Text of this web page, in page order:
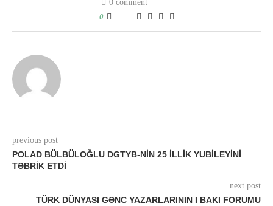
0 comment
0
previous post
POLAD BÜLBÜLOĞLU DGTYB-NIN 25 ILLIK YUBILEYINI
TƏBRIK ETDI
next post
TÜRK DÜNYASI GƏNC YAZARLARININ I BAKI FORUMU